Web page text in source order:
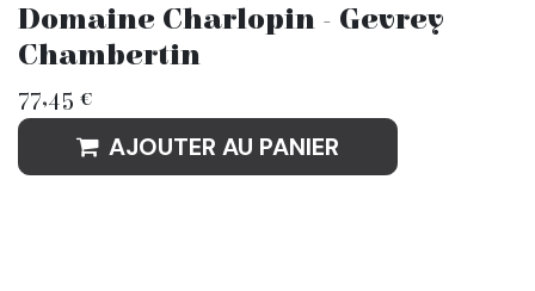
Domaine Charlopin - Gevrey
Chambertin
77,45 €
AJOUTER AU PANIER